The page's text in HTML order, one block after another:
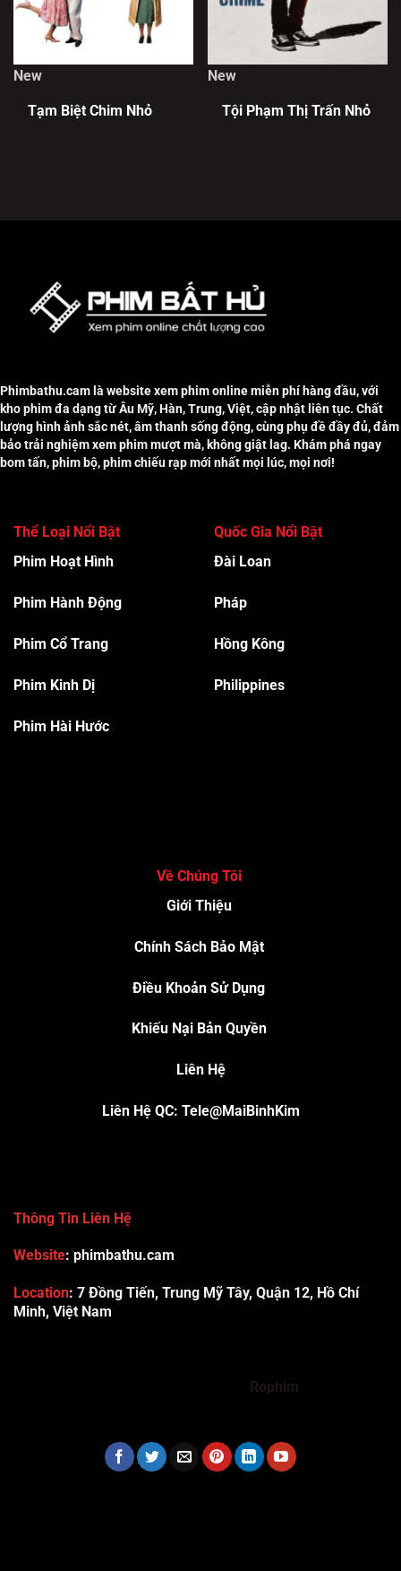
New
Tạm Biệt Chim Nhỏ
New
Tội Phạm Thị Trấn Nhỏ
Phimbathu.cam là website xem phim online miễn phí hàng đầu, với
kho phim đa dạng từ Âu Mỹ, Hàn, Trung, Việt, cập nhật liên tục. Chất
lượng hình ảnh sắc nét, âm thanh sống động, cùng phụ đề đầy đủ, đảm
bảo trải nghiệm xem phim mượt mà, không giật lag. Khám phá ngay
bom tấn, phim bộ, phim chiếu rạp mới nhất mọi lúc, mọi nơi!
Thể Loại Nổi Bật
Phim Hoạt Hình
Phim Hành Động
Phim Cổ Trang
Phim Kinh Dị
Phim Hài Hước
Quốc Gia Nổi Bật
Đài Loan
Pháp
Hồng Kông
Philippines
Về Chúng Tôi
Giới Thiệu
Chính Sách Bảo Mật
Điều Khoản Sử Dụng
Khiếu Nại Bản Quyền
Liên Hệ
Liên Hệ QC: Tele@MaiBinhKim
Thông Tin Liên Hệ
Website: phimbathu.cam
Location: 7 Đồng Tiến, Trung Mỹ Tây, Quận 12, Hồ Chí
Minh, Việt Nam
Rophim